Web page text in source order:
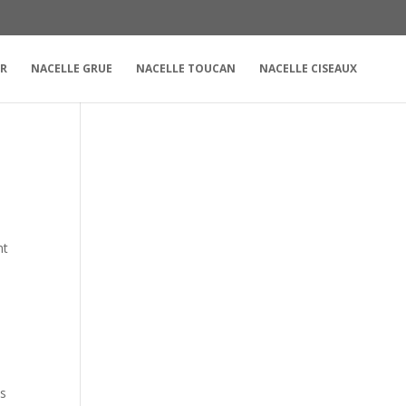
NACELLE GRUE NACELLE TOUCAN NACELLE CISEAUX